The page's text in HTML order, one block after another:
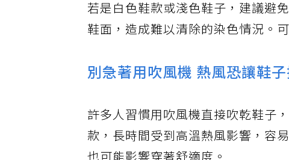
若是白色鞋款或淺色鞋子，建議避
鞋面，造成難以清除的染色情況。
別急著用吹風機 熱風恐讓鞋
許多人習慣用吹風機直接吹乾鞋子
款，長時間受到高溫熱風影響，容